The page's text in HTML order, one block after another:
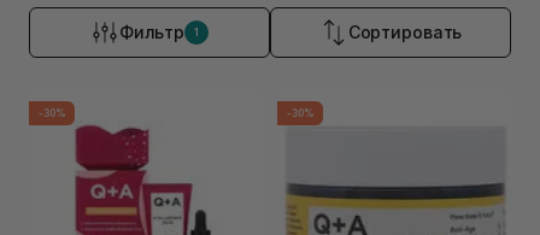
Фильтр 1 Сортировать
-30% -30%